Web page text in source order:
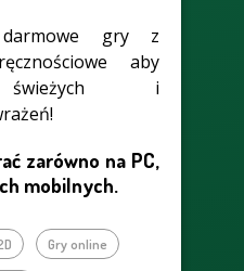
gry z
aby
świeżych i
zarówno na PC,
mobilnych.
Gry online